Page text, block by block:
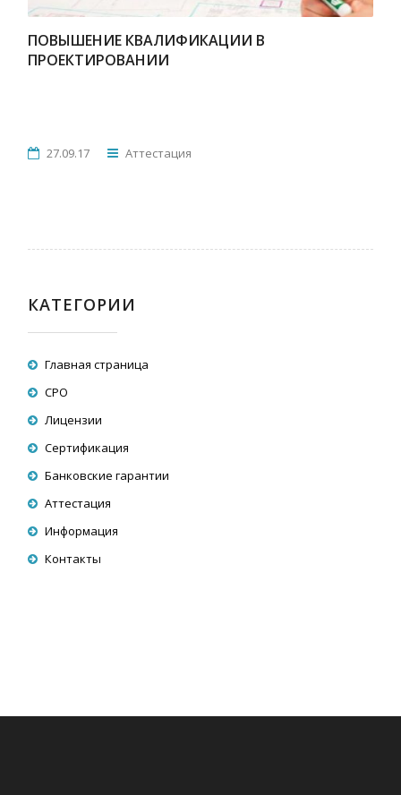
ПОВЫШЕНИЕ КВАЛИФИКАЦИИ В
ПРОЕКТИРОВАНИИ
27.09.17 Аттестация
КАТЕГОРИИ
Главная страница
СРО
Лицензии
Сертификация
Банковские гарантии
Аттестация
Информация
Контакты